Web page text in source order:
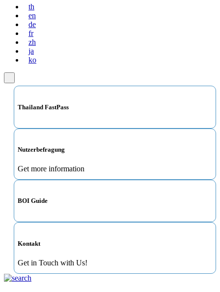
th
en
de
fr
zh
ja
ko
Thailand FastPass
Nutzerbefragung
Get more information
BOI Guide
Kontakt
Get in Touch with Us!